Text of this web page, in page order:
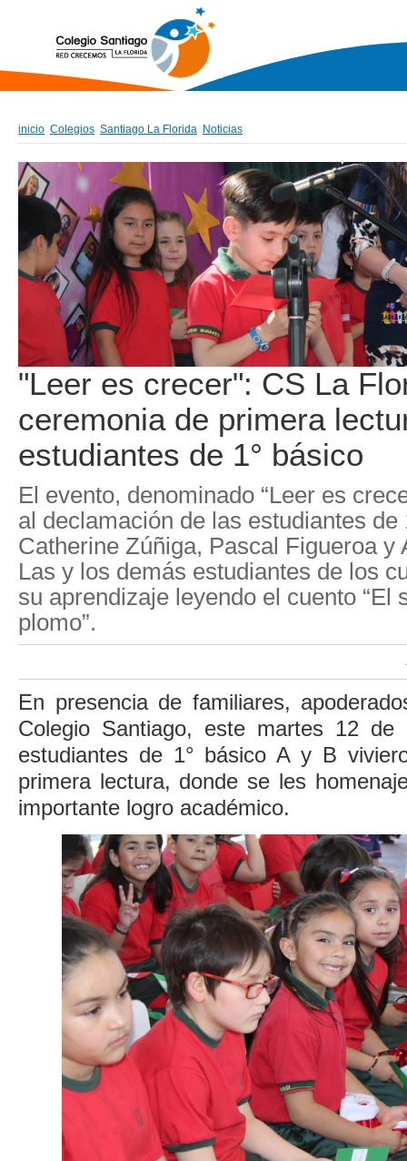
inicio Colegios Santiago La Florida Noticias
"Leer es crecer": CS La
ceremonia de primera
estudiantes de 1° básico
El evento, denominado “Leer es
al declamación de las estudiantes de
Catherine Zúñiga, Pascal Figueroa y
Las y los demás estudiantes de los
su aprendizaje leyendo el cuento “El
plomo”.
En presencia de familiares,
Colegio Santiago, este martes 12
estudiantes de 1° básico A y B
primera lectura, donde se les
importante logro académico.